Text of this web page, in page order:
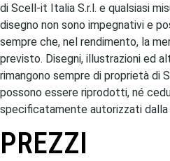
di Scell-it Italia S.r.l. e qualsiasi
disegno non sono impegnativi e
sempre che, nel rendimento, la
previsto. Disegni, illustrazioni ed
rimangono sempre di proprietà di
possono essere riprodotti, né
specificatamente autorizzati dalla
PREZZI